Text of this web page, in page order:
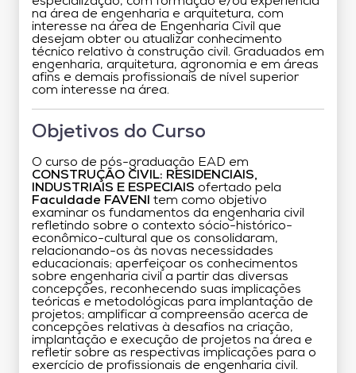
na área de engenharia e arquitetura, com
interesse na área de Engenharia Civil que
desejam obter ou atualizar conhecimento
técnico relativo à construção civil. Graduados em
engenharia, arquitetura, agronomia e em áreas
afins e demais profissionais de nível superior
com interesse na área.
Objetivos do Curso
O curso de pós-graduação EAD em
CONSTRUÇÃO CIVIL: RESIDENCIAIS,
INDUSTRIAIS E ESPECIAIS ofertado pela
Faculdade FAVENI
tem como objetivo
examinar os fundamentos da engenharia civil
refletindo sobre o contexto sócio-histórico-
econômico-cultural que os consolidaram,
relacionando-os às novas necessidades
educacionais; aperfeiçoar os conhecimentos
sobre engenharia civil a partir das diversas
concepções, reconhecendo suas implicações
teóricas e metodológicas para implantação de
projetos; amplificar a compreensão acerca de
concepções relativas à desafios na criação,
implantação e execução de projetos na área e
refletir sobre as respectivas implicações para o
exercício de profissionais de engenharia civil.